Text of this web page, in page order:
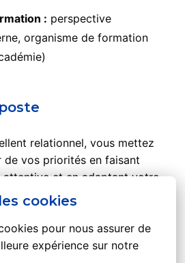
cookies
pour nous assurer de
expérience sur notre
: perspective
organisme de formation
relationnel, vous mettez
vos priorités en faisant
attentive et en adaptant votre
vous avez un goût prononcé
et êtes à l’aise avec les